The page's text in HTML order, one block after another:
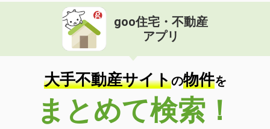
goo住宅・不動産
アプリ
大手不動産サイトの物件を
まとめて検索！